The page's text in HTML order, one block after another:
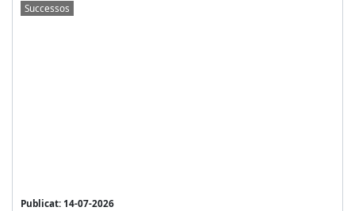
Successos
Publicat: 14-07-2026